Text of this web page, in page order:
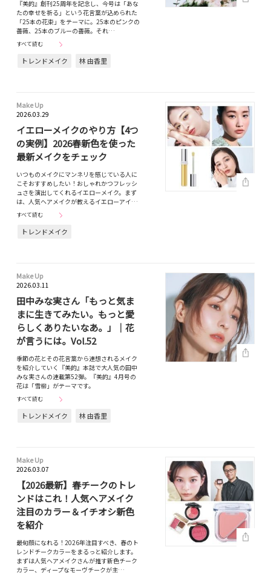
『美的』創刊25周年を記念し、今号は「あな
たの幸せを祈る」という花言葉が込められた
「25本の花束」をテーマに。25本のピンクの
薔薇、25本のブルーの薔薇。それ…
すべて読む
トレンドメイク 林 由香里
Make Up
2026.03.29
イエローメイクのやり方【4つ
の実例】2026春新色を使った
最新メイクをチェック
いつものメイクにマンネリを感じている人に
こそおすすめしたい！おしゃれかつフレッシ
ュさを演出してくれるイエローメイク。まず
は、人気ヘアメイクが教えるイエローアイ…
すべて読む
トレンドメイク
Make Up
2026.03.11
田中みな実さん「もっと気ま
まに生きてみたい。もっと愛
らしくありたいなあ。」｜花
が言うには。Vol.52
季節の花とその花言葉から連想されるメイク
を紹介していく『美的』本誌で大人気の田中
みな実さんの連載第52弾。『美的』4月号の
花は「雪柳」がテーマです。
すべて読む
トレンドメイク 林 由香里
Make Up
2026.03.07
【2026最新】春チークのトレ
ンドはこれ！人気ヘアメイク
注目のカラー＆イチオシ新色
を紹介
最旬顔になれる！2026年注目すべき、春のト
レンドチークカラーをまるっと紹介します。
まずは人気ヘアメイクさんが推す新色チーク
カラー、ディープなモーヴチークが主…